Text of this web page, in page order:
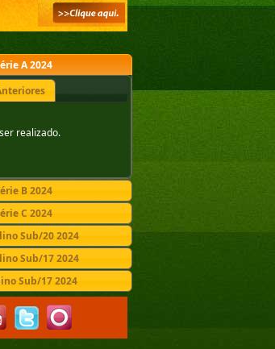
A 2024
realizado.
B 2024
C 2024
Sub/20 2024
Sub/17 2024
Sub/17 2024